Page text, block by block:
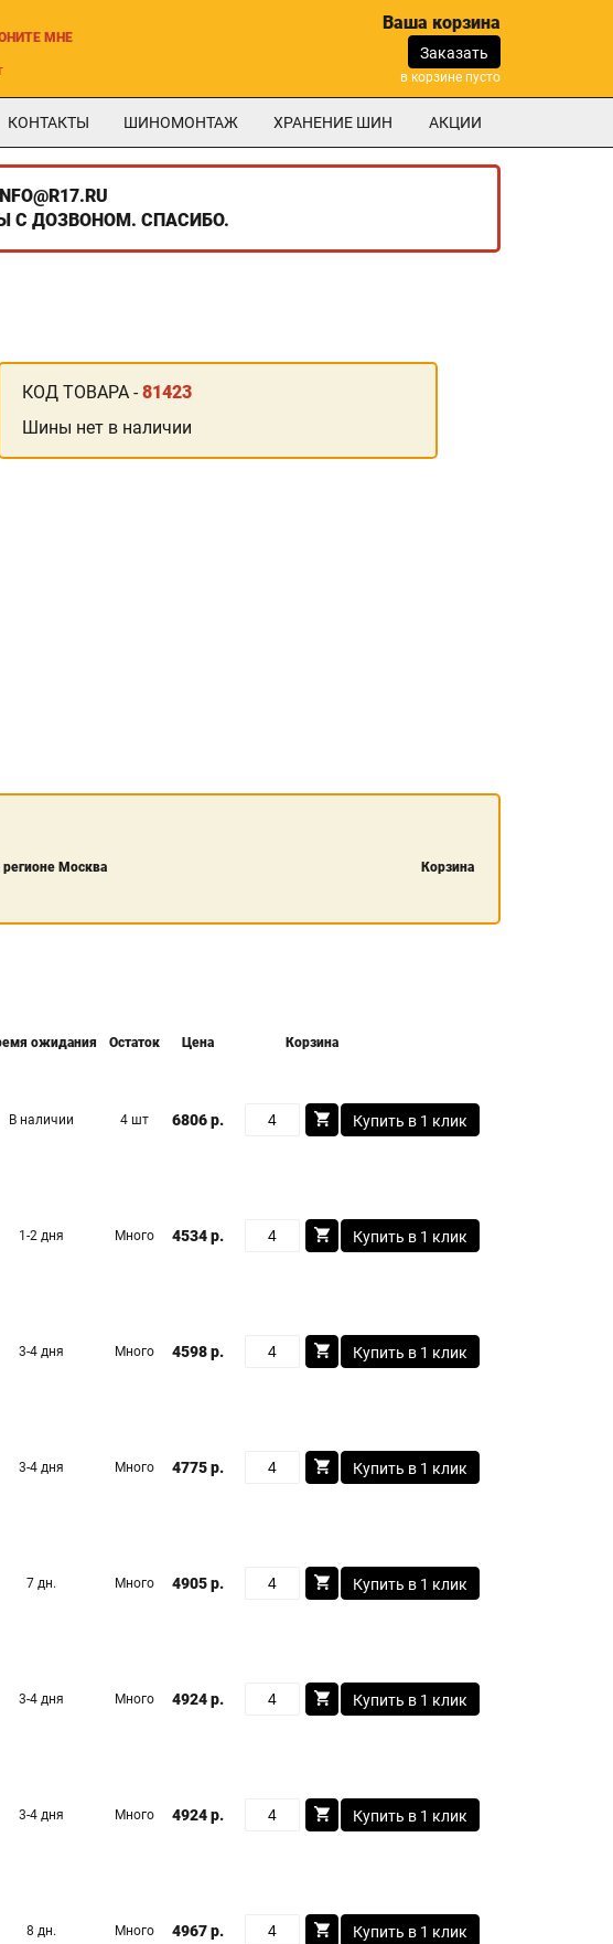
МНЕ
Ваша корзина
Заказать
в корзине пусто
КОНТАКТЫ ШИНОМОНТАЖ ХРАНЕНИЕ ШИН АКЦИИ
С ДОЗВОНОМ. СПАСИБО.
КОД ТОВАРА -81423
Шины нет в наличии
Москва Корзина
ожидания Остаток Цена Корзина
В наличии 4 шт 6806 р. Купить в 1 клик
1-2 дня Много 4534 р. Купить в 1 клик
3-4 дня Много 4598 р. Купить в 1 клик
3-4 дня Много 4775 р. Купить в 1 клик
7 дн. Много 4905 р. Купить в 1 клик
3-4 дня Много 4924 р. Купить в 1 клик
3-4 дня Много 4924 р. Купить в 1 клик
8 дн. Много 4967 р. Купить в 1 клик